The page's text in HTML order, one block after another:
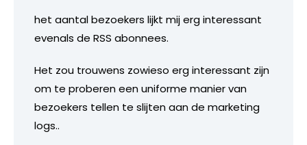
het aantal bezoekers lijkt mij erg interessant
evenals de RSS abonnees.
Het zou trouwens zowieso erg interessant zijn
om te proberen een uniforme manier van
bezoekers tellen te slijten aan de marketing
logs..